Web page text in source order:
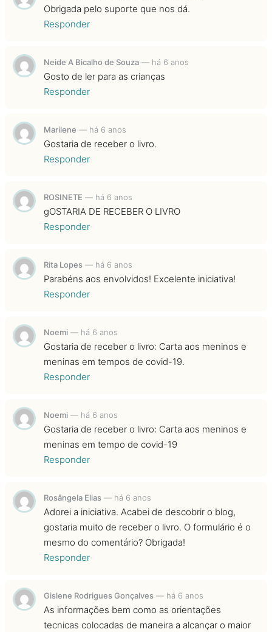
Obrigada pelo suporte que nos dá.
Responder
Neide A Bicalho de Souza — há 6 anos
Gosto de ler para as crianças
Responder
Marilene — há 6 anos
Gostaria de receber o livro.
Responder
ROSINETE — há 6 anos
gOSTARIA DE RECEBER O LIVRO
Responder
Rita Lopes — há 6 anos
Parabéns aos envolvidos! Excelente iniciativa!
Responder
Noemi — há 6 anos
Gostaria de receber o livro: Carta aos meninos e
meninas em tempos de covid-19.
Responder
Noemi — há 6 anos
Gostaria de receber o livro: Carta aos meninos e
meninas em tempo de covid-19
Responder
Rosângela Elias — há 6 anos
Adorei a iniciativa. Acabei de descobrir o blog,
gostaria muito de receber o livro. O formulário é o
mesmo do comentário? Obrigada!
Responder
Gislene Rodrigues Gonçalves — há 6 anos
As informações bem como as orientações
tecnicas colocadas de maneira a alcançar o maior